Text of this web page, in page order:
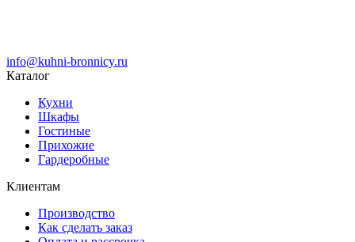
info@kuhni-bronnicy.ru
Каталог
Кухни
Шкафы
Гостиные
Прихожие
Гардеробные
Клиентам
Производство
Как сделать заказ